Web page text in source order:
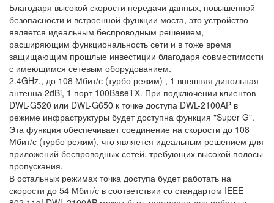
Благодаря высокой скорости передачи данных, повышенной
безопасности и встроенной функции моста, это устройство
является идеальным беспроводным решением,
расширяющим функциональность сети и в тоже время
защищающим прошлые инвестиции благодаря совместимости
с имеющимся сетевым оборудованием.
2.4GHz., до 108 Мбит/с (турбо режим) , 1 внешняя дипольная
антенна 2dBi, 1 порт 100BaseTX. При подключении клиентов
DWL-G520 или DWL-G650 к точке доступа DWL-2100AP в
режиме инфраструктуры будет доступна функция "Super G".
Эта функция обеспечивает соединение на скорости до 108
Мбит/с (турбо режим), что является идеальным решением для
приложений беспроводных сетей, требующих высокой полосы
пропускания.
В остальных режимах точка доступа будет работать на
скорости до 54 Мбит/с в соответствии со стандартом IEEE